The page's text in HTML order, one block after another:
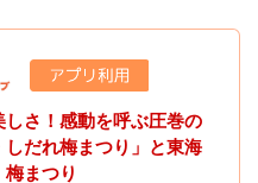
しさ！感動を呼ぶ圧巻の
だれ梅まつり」と東海
まつり